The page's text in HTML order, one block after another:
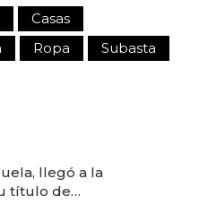
Casas
Ropa Subasta
llegó a la
título de